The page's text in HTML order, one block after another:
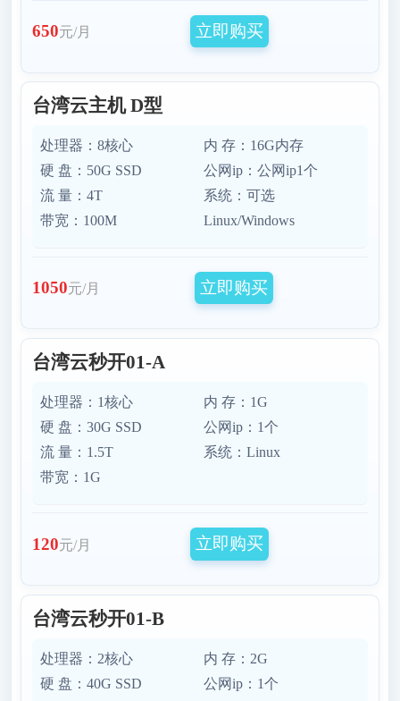
650元/月 立即购买
台湾云主机 D型
处理器：8核心
硬 盘：50G SSD
流 量：4T
带宽：100M
内 存：16G内存
公网ip：公网ip1个
系统：可选
Linux/Windows
1050元/月 立即购买
台湾云秒开01-A
处理器：1核心
硬 盘：30G SSD
流 量：1.5T
带宽：1G
内 存：1G
公网ip：1个
系统：Linux
120元/月 立即购买
台湾云秒开01-B
处理器：2核心
硬 盘：40G SSD
内 存：2G
公网ip：1个